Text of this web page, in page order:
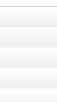
！！！
が好きなんです